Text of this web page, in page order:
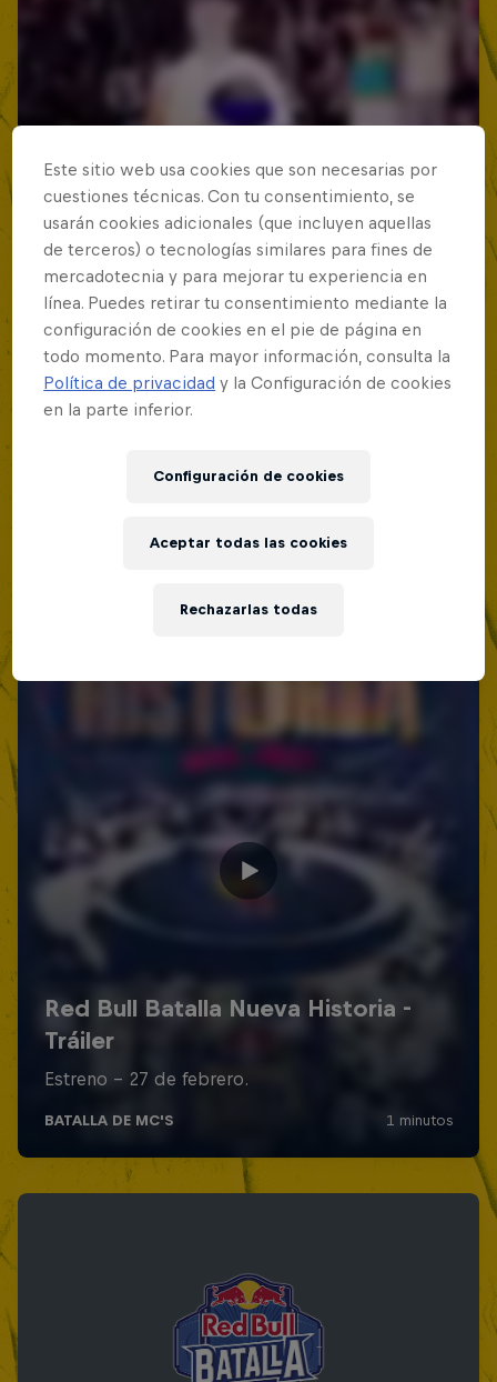
Este sitio web usa cookies que son necesarias por
cuestiones técnicas. Con tu consentimiento, se
usarán cookies adicionales (que incluyen aquellas
de terceros) o tecnologías similares para fines de
mercadotecnia y para mejorar tu experiencia en
línea. Puedes retirar tu consentimiento mediante la
configuración de cookies en el pie de página en
todo momento. Para mayor información, consulta la
Política de privacidad y la Configuración de cookies
en la parte inferior.
Configuración de cookies
Rechazarlas todas
Aceptar todas las cookies